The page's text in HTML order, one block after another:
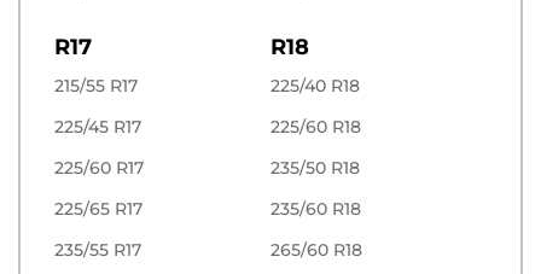
R17
215/55 R17
225/45 R17
225/60 R17
225/65 R17
235/55 R17
R18
225/40 R18
225/60 R18
235/50 R18
235/60 R18
265/60 R18